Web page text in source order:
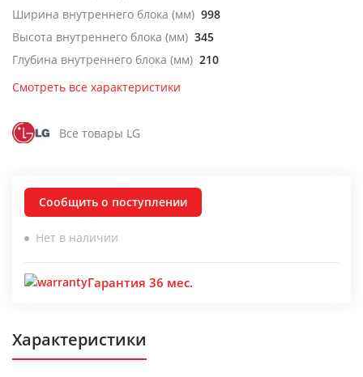
Ширина внутреннего блока (мм) 998
Высота внутреннего блока (мм) 345
Глубина внутреннего блока (мм) 210
Смотреть все характеристики
Все товары LG
Сообщить о поступлении
Нет в наличии
Гарантия 36 мес.
Характеристики